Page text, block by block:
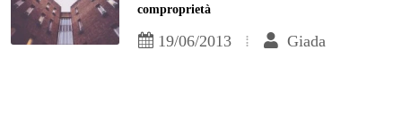
comproprietà
19/06/2013 Giada